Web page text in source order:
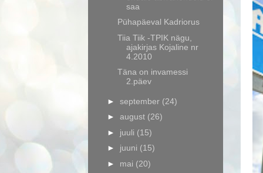
saa
Pühapäeval Kadriorus
Tiia Tiik -TPIK nägu,
ajakirjas Kojaline nr
4.2010
Täna on invamessi
2.päev
► september (24)
► august (26)
► juuli (15)
► juuni (15)
► mai (20)